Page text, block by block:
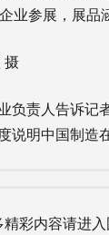
业参展，展品
摄
责人告诉记
说明中国制造
精彩内容请进